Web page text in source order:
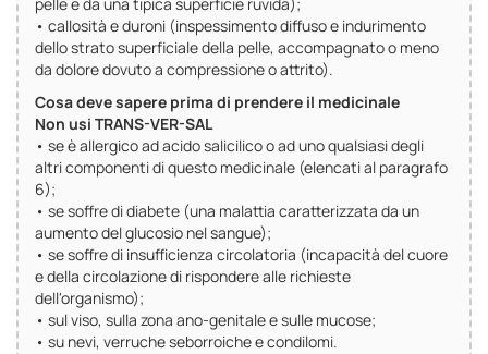
• callosità e duroni (inspessimento diffuso e indurimento
dello strato superficiale della pelle, accompagnato o meno
da dolore dovuto a compressione o attrito).
Cosa deve sapere prima di prendere il medicinale
Non usi TRANS-VER-SAL
• se è allergico ad acido salicilico o ad uno qualsiasi degli
altri componenti di questo medicinale (elencati al paragrafo
6);
• se soffre di diabete (una malattia caratterizzata da un
aumento del glucosio nel sangue);
• se soffre di insufficienza circolatoria (incapacità del cuore
e della circolazione di rispondere alle richieste
dell'organismo);
• sul viso, sulla zona ano-genitale e sulle mucose;
• su nevi, verruche seborroiche e condilomi.